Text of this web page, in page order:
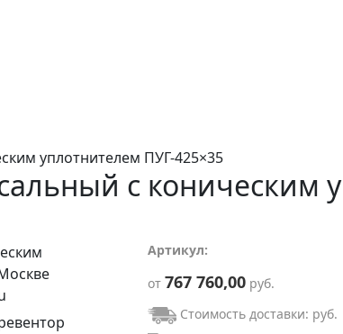
уплотнителем ПУГ-425×35
c коническим
Артикул:
от 767 760,00руб.
Стоимость доставки: руб.